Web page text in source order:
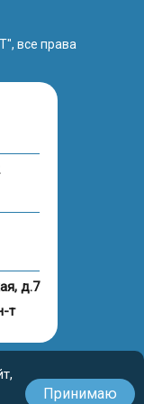
поражения
стенки.
назначают
Принимаю
все права
д.7
т